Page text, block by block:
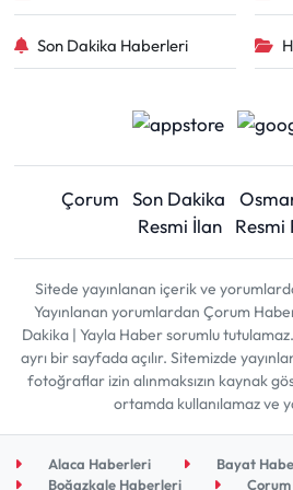
Son Dakika Haberleri
Çorum Son Dakika
Resmi İlan
Resmi
Sitede yayınlanan içerik ve
Yayınlanan yorumlardan Çorum
Dakika | Yayla Haber sorumlu
ayrı bir sayfada açılır. Sitemizde
fotoğraflar izin alınmaksızın kaynak
ortamda kullanılamaz ve
Alaca Haberleri
Bayat
Boğazkale Haberleri